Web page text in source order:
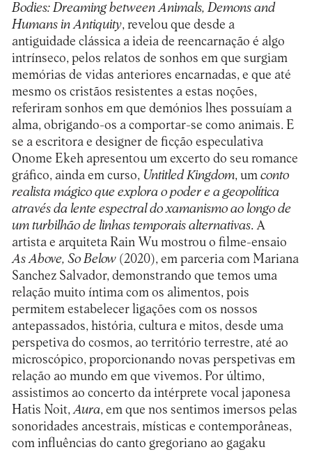
Bodies: Dreaming between Animals, Demons and
Humans in Antiquity, revelou que desde a
antiguidade clássica a ideia de reencarnação é algo
intrínseco, pelos relatos de sonhos em que surgiam
memórias de vidas anteriores encarnadas, e que até
mesmo os cristãos resistentes a estas noções,
referiram sonhos em que demónios lhes possuíam a
alma, obrigando-os a comportar-se como animais. E
se a escritora e designer de ficção especulativa
Onome Ekeh apresentou um excerto do seu romance
gráfico, ainda em curso, Untitled Kingdom, um conto
realista mágico que explora o poder e a geopolítica
através da lente espectral do xamanismo ao longo de
um turbilhão de linhas temporais alternativas. A
artista e arquiteta Rain Wu mostrou o filme-ensaio
As Above, So Below (2020), em parceria com Mariana
Sanchez Salvador, demonstrando que temos uma
relação muito íntima com os alimentos, pois
permitem estabelecer ligações com os nossos
antepassados, história, cultura e mitos, desde uma
perspetiva do cosmos, ao território terrestre, até ao
microscópico, proporcionando novas perspetivas em
relação ao mundo em que vivemos. Por último,
assistimos ao concerto da intérprete vocal japonesa
Hatis Noit,Aura, em que nos sentimos imersos pelas
sonoridades ancestrais, místicas e contemporâneas,
com influências do canto gregoriano ao gagaku